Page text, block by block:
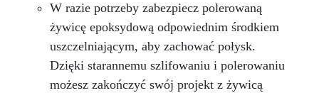
W razie potrzeby zabezpiecz polerowaną
żywicę epoksydową odpowiednim środkiem
uszczelniającym, aby zachować połysk.
Dzięki starannemu szlifowaniu i polerowaniu
możesz zakończyć swój projekt z żywicą